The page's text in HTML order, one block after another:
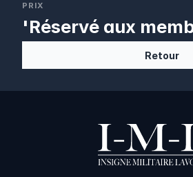
PRIX
'Réservé aux
Retour